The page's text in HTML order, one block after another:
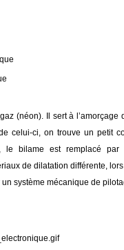
(néon). Il sert à l’amorçage
celui-ci, on trouve un petit
le bilame est remplacé par
de dilatation différente,
système mécanique de